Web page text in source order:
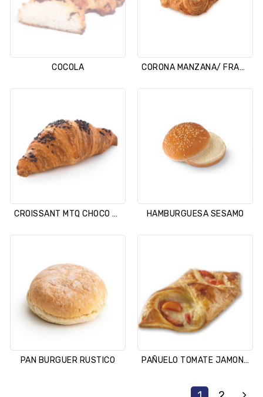
COCOLA CORONA MANZANA/ FRAMBUESA
CROISSANT MTQ CHOCO AVELLANA Ferm. HAMBURGUESA SESAMO
PAN BURGUER RUSTICO PAÑUELO TOMATE JAMON QUESO